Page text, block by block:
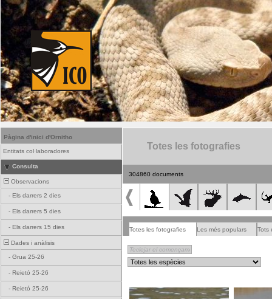
Pàgina d'inici d'Ornitho
Entitats col·laboradores
Consulta
Observacions
- Els darrers 2 dies
- Els darrers 5 dies
- Els darrers 15 dies
Dades i anàlisis
- Grua 25-26
- Reietó 25-26
- Reietó 25-26
Totes les fotografies
304860 documents
Totes les fotografies Les més populars Tots